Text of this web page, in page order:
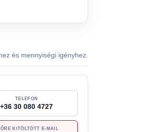
és mennyiségi igényhez.
TELEFON
+36 30 080 4727
KITÖLTÖTT E-MAIL